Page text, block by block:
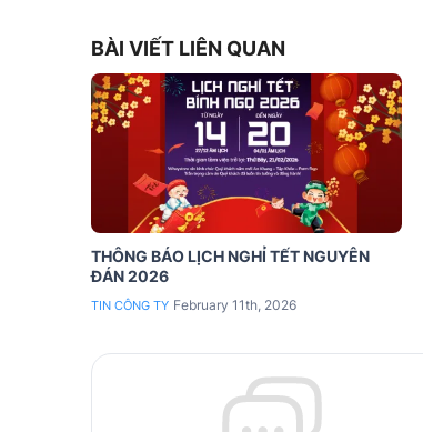
BÀI VIẾT LIÊN QUAN
THÔNG BÁO LỊCH NGHỈ TẾT NGUYÊN
ĐÁN 2026
TIN CÔNG TY February 11th, 2026